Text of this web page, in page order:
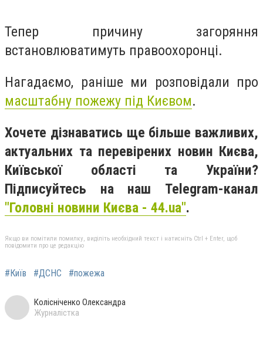
Тепер причину загоряння
встановлюватимуть правоохоронці.
Нагадаємо, раніше ми розповідали про
масштабну пожежу під Києвом.
Хочете дізнаватись ще більше важливих,
актуальних та перевірених новин Києва,
Київської області та України?
Підписуйтесь на наш Telegram-канал
"Головні новини Києва - 44.ua".
Якщо ви помітили помилку, виділіть необхідний текст і натисніть Ctrl + Enter, щоб
повідомити про це редакцію
#Київ #ДСНС #пожежа
Колісніченко Олександра
Журналістка